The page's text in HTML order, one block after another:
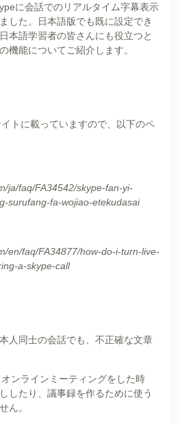
に会話でのリアルタイム字幕表示
した。日本語版でも既に設定でき
本語学習者の皆さんにも役立つと
機能についてご紹介します。
トに載っていますので、以下のペ
ja/faq/FA34542/skype-fan-yi-
surufang-fa-wojiao-etekudasai
en/faq/FA34877/how-do-i-turn-live-
a-skype-call
人同士の会話でも、不正確な文章
ンラインミーティングをした時
したり、議事録を作るために使う
ん。